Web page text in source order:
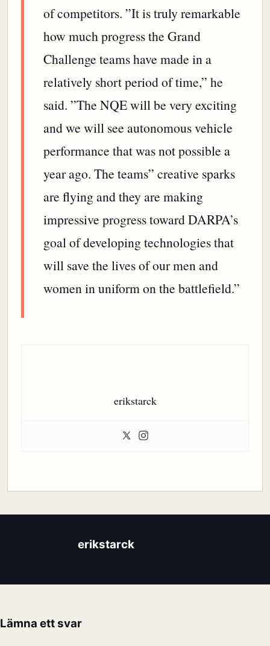
of competitors. ”It is truly remarkable
how much progress the Grand
Challenge teams have made in a
relatively short period of time,” he
said. ”The NQE will be very exciting
and we will see autonomous vehicle
performance that was not possible a
year ago. The teams” creative sparks
are flying and they are making
impressive progress toward DARPA’s
goal of developing technologies that
will save the lives of our men and
women in uniform on the battlefield.”
erikstarck
erikstarck
Lämna ett svar